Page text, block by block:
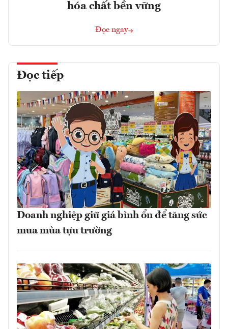
hóa chất bền vững
Đọc ngay
Đọc tiếp
Doanh nghiệp giữ giá bình ổn để tăng sức
mua mùa tựu trường